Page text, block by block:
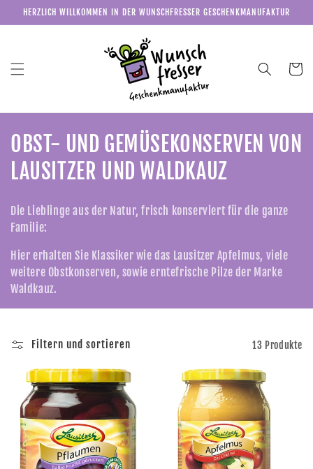
zum
Inhalt
HERZLICH WILLKOMMEN IN DER WUNSCHFRESSER GESCHENKMANUFAKTUR
K
a
e
g
o
r
i
OBST- UND GEMÜSEKONSERVEN VON
LAUSITZER UND WALDKAUZ
Die Lieblinge aus der Natur, frisch konserviert für die ganze
Familie:
Hier erhalten Sie Klassiker wie das Lausitzer Apfelmus, viele
weitere Obstkonserven, sowie erntefrische Pilze der Marke
Waldkauz.
Filtern und sortieren 13 Produkte